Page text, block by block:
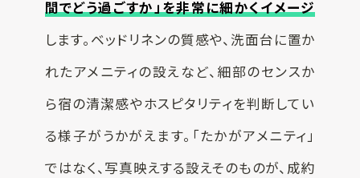
間でどう過ごすか」を非常に細かくイメージ
します。ベッドリネンの質感や、洗面台に置か
れたアメニティの設えなど、細部のセンスか
ら宿の清潔感やホスピタリティを判断してい
る様子がうかがえます。「たかがアメニティ」
ではなく、写真映えする設えそのものが、成約